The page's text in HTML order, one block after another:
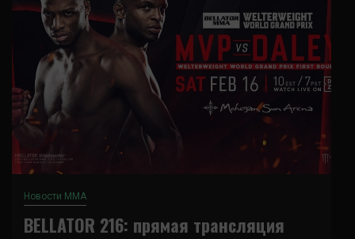
Новости ММА
BELLATOR 216: прямая трансляция